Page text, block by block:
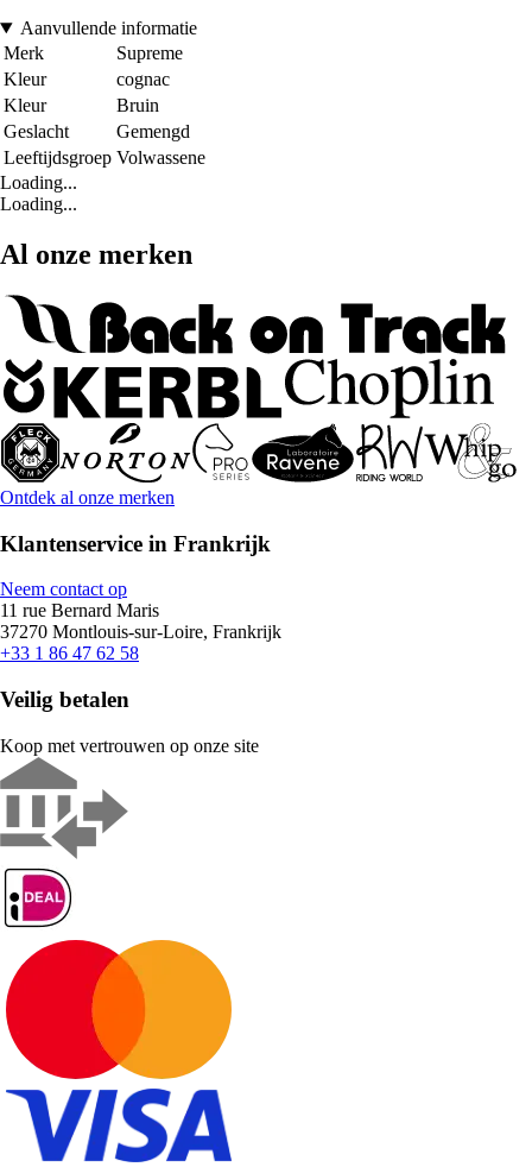
Aanvullende informatie
Merk
Supreme
Kleur
cognac
Kleur
Bruin
Geslacht
Gemengd
Leeftijdsgroep Volwassene
Loading...
Loading...
Al onze merken
Ontdek al onze merken
Klantenservice in Frankrijk
Neem contact op
11 rue Bernard Maris
37270 Montlouis-sur-Loire, Frankrijk
+33 1 86 47 62 58
Veilig betalen
Koop met vertrouwen op onze site